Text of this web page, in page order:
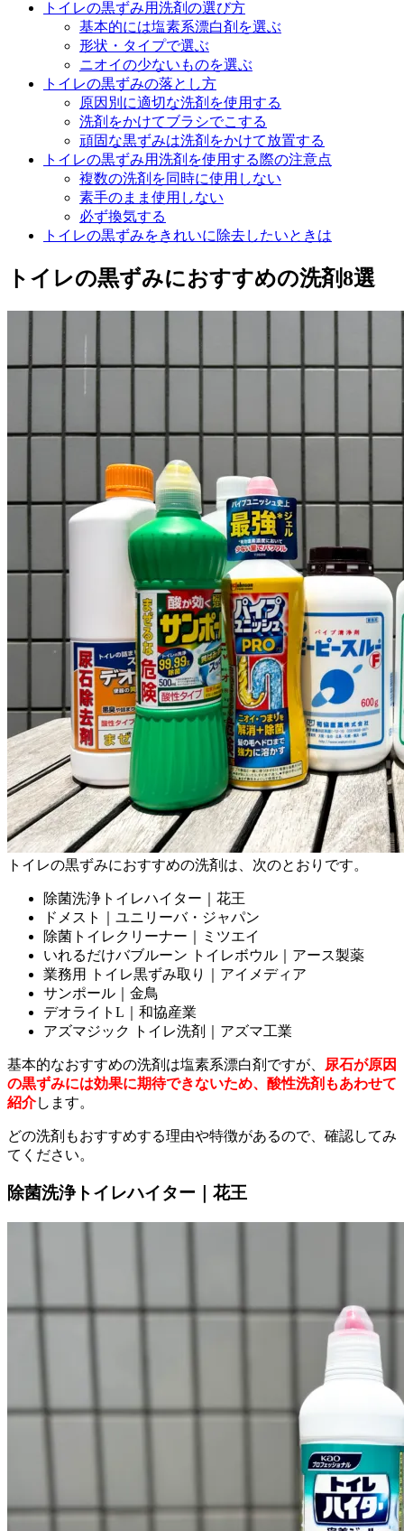
トイレの黒ずみ用洗剤の選び方
基本的には塩素系漂白剤を選ぶ
形状・タイプで選ぶ
ニオイの少ないものを選ぶ
トイレの黒ずみの落とし方
原因別に適切な洗剤を使用する
洗剤をかけてブラシでこする
頑固な黒ずみは洗剤をかけて放置する
トイレの黒ずみ用洗剤を使用する際の注意点
複数の洗剤を同時に使用しない
素手のまま使用しない
必ず換気する
トイレの黒ずみをきれいに除去したいときは
トイレの黒ずみにおすすめの洗剤8選
トイレの黒ずみにおすすめの洗剤は、次のとおりです。
除菌洗浄トイレハイター｜花王
ドメスト｜ユニリーバ・ジャパン
除菌トイレクリーナー｜ミツエイ
いれるだけバブルーン トイレボウル｜アース製薬
業務用 トイレ黒ずみ取り｜アイメディア
サンポール｜金鳥
デオライトL｜和協産業
アズマジック トイレ洗剤｜アズマ工業
基本的なおすすめの洗剤は塩素系漂白剤ですが、
尿石が原因
の黒ずみには効果に期待できないため、酸性洗剤もあわせて
紹介します。
どの洗剤もおすすめする理由や特徴があるので、確認してみ
てください。
除菌洗浄トイレハイター｜花王